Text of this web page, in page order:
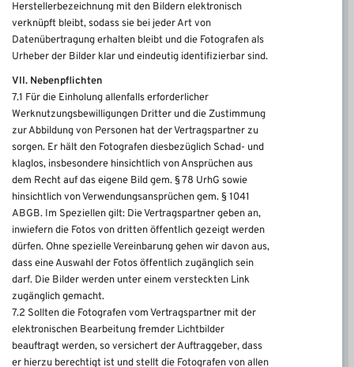
Herstellerbezeichnung mit den Bildern elektronisch
verknüpft bleibt, sodass sie bei jeder Art von
Datenübertragung erhalten bleibt und die Fotografen als
Urheber der Bilder klar und eindeutig identifizierbar sind.
VII. Nebenpflichten
7.1 Für die Einholung allenfalls erforderlicher
Werknutzungsbewilligungen Dritter und die Zustimmung
zur Abbildung von Personen hat der Vertragspartner zu
sorgen. Er hält den Fotografen diesbezüglich Schad- und
klaglos, insbesondere hinsichtlich von Ansprüchen aus
dem Recht auf das eigene Bild gem. § 78 UrhG sowie
hinsichtlich von Verwendungsansprüchen gem. § 1041
ABGB. Im Speziellen gilt: Die Vertragspartner geben an,
inwiefern die Fotos von dritten öffentlich gezeigt werden
dürfen. Ohne spezielle Vereinbarung gehen wir davon aus,
dass eine Auswahl der Fotos öffentlich zugänglich sein
darf. Die Bilder werden unter einem versteckten Link
zugänglich gemacht.
7.2 Sollten die Fotografen vom Vertragspartner mit der
elektronischen Bearbeitung fremder Lichtbilder
beauftragt werden, so versichert der Auftraggeber, dass
er hierzu berechtigt ist und stellt die Fotografen von allen